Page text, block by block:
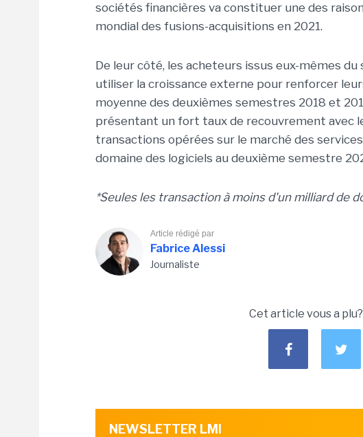
sociétés financières va constituer une des
mondial des fusions-acquisitions en 2021.
De leur côté, les acheteurs issus eux-mêmes
utiliser la croissance externe pour renforcer
moyenne des deuxièmes semestres 2018 et
présentant un fort taux de recouvrement avec
transactions opérées sur le marché des
domaine des logiciels au deuxième semestre
*Seules les transaction à moins d'un milliard de
Article rédigé par
Fabrice Alessi
Journaliste
Cet article vous a plu?
NEWSLETTER LMI